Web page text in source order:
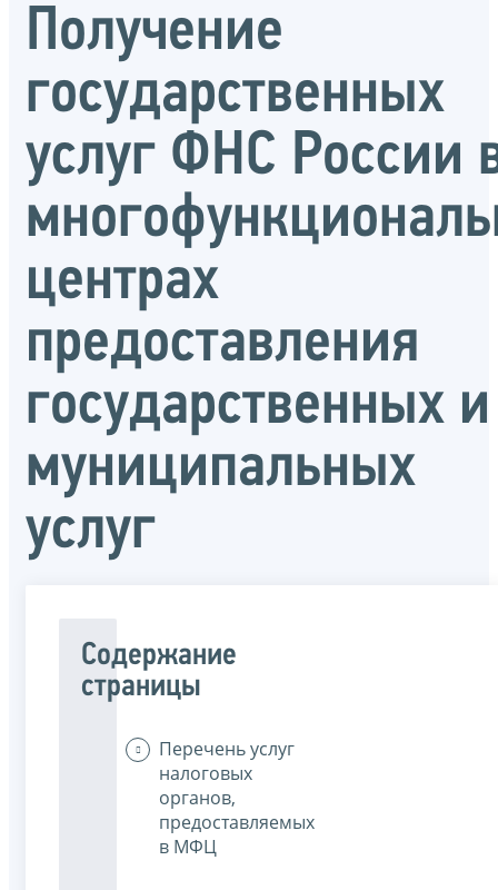
Получение
государственных
услуг ФНС России
центрах
предоставления
государственных и
муниципальных
услуг
Содержание
страницы
Перечень услуг
налоговых
органов,
предоставляемых
в МФЦ